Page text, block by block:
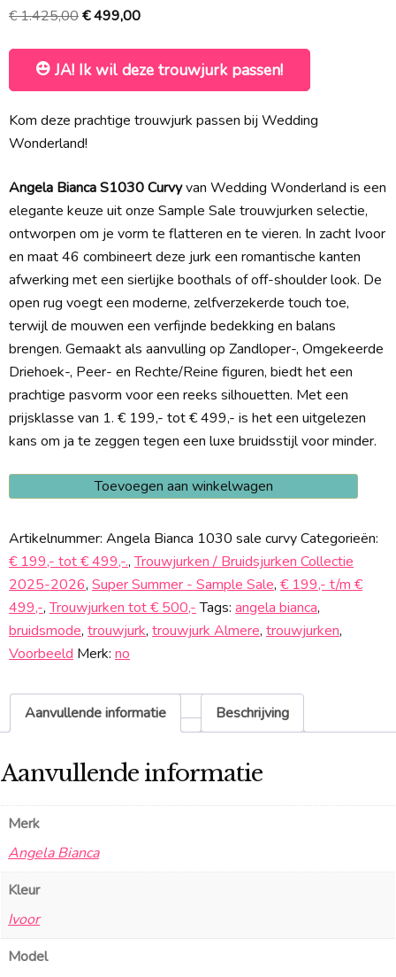
€1.425,00Oorspronkelijke
was:
€499,00Huidige
€ 499,00.
JA! Ik wil deze trouwjurk passen!
Kom deze prachtige trouwjurk passen bij Wedding
Wonderland!
Angela Bianca S1030 Curvyvan Wedding Wonderland is een
elegante keuze uit onze Sample Sale trouwjurken selectie,
ontworpen om je vorm te flatteren en te vieren. In zacht Ivoor
en maat 46 combineert deze jurk een romantische kanten
afwerking met een sierlijke boothals of off-shoulder look. De
open rug voegt een moderne, zelfverzekerde touch toe,
terwijl de mouwen een verfijnde bedekking en balans
brengen. Gemaakt als aanvulling op Zandloper-, Omgekeerde
Driehoek-, Peer- en Rechte/Reine figuren, biedt het een
prachtige pasvorm voor een reeks silhouetten. Met een
prijsklasse van 1. € 199,- tot € 499,- is het een uitgelezen
kans om ja te zeggen tegen een luxe bruidsstijl voor minder.
S1030
Curvy
aantal
Toevoegen aan winkelwagen
Artikelnummer: Angela Bianca 1030 sale curvyCategorieën:
€ 199,- tot € 499,-.,Trouwjurken / Bruidsjurken Collectie
2025-2026, Super Summer - Sample Sale, € 199,- t/m €
499,-,Trouwjurken tot € 500,- Tags: angela bianca,
bruidsmode, trouwjurk, trouwjurk Almere, trouwjurken,
Voorbeeld Merk: no
Aanvullende informatie Beschrijving
Aanvullende informatie
Merk
Angela Bianca
Kleur
Ivoor
Model